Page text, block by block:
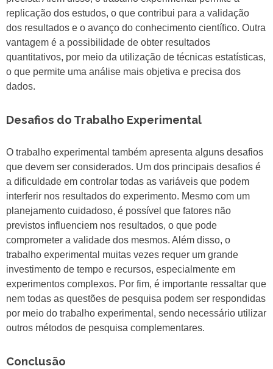
replicação dos estudos, o que contribui para a validação
dos resultados e o avanço do conhecimento científico. Outra
vantagem é a possibilidade de obter resultados
quantitativos, por meio da utilização de técnicas estatísticas,
o que permite uma análise mais objetiva e precisa dos
dados.
Desafios do Trabalho Experimental
O trabalho experimental também apresenta alguns desafios
que devem ser considerados. Um dos principais desafios é
a dificuldade em controlar todas as variáveis que podem
interferir nos resultados do experimento. Mesmo com um
planejamento cuidadoso, é possível que fatores não
previstos influenciem nos resultados, o que pode
comprometer a validade dos mesmos. Além disso, o
trabalho experimental muitas vezes requer um grande
investimento de tempo e recursos, especialmente em
experimentos complexos. Por fim, é importante ressaltar que
nem todas as questões de pesquisa podem ser respondidas
por meio do trabalho experimental, sendo necessário utilizar
outros métodos de pesquisa complementares.
Conclusão